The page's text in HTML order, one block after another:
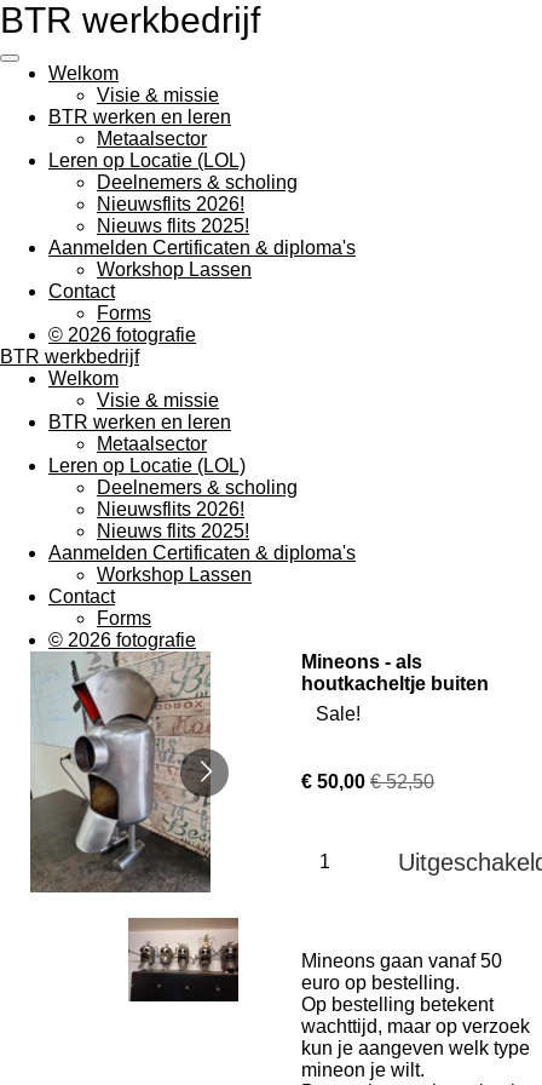
Ga
naar
hoofdinhoud
BTR werkbedrijf
Welkom
Visie & missie
BTR werken en leren
Metaalsector
Leren op Locatie (LOL)
Deelnemers & scholing
Nieuwsflits 2026!
Nieuws flits 2025!
Aanmelden Certificaten & diploma's
Workshop Lassen
Contact
Forms
© 2026 fotografie
BTR werkbedrijf
Welkom
Visie & missie
BTR werken en leren
Metaalsector
Leren op Locatie (LOL)
Deelnemers & scholing
Nieuwsflits 2026!
Nieuws flits 2025!
Aanmelden Certificaten & diploma's
Workshop Lassen
Contact
Forms
© 2026 fotografie
Mineons - als
houtkacheltje buiten
Sale!
€ 50,00 € 52,50
Mineons gaan vanaf 50
euro op bestelling.
Op bestelling betekent
wachttijd, maar op verzoek
kun je aangeven welk type
mineon je wilt.